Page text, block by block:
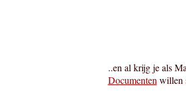
..en al krijg je als
Documentenwillen